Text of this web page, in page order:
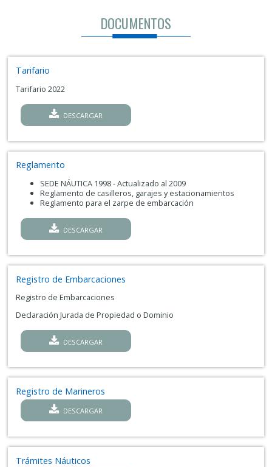
DOCUMENTOS
Tarifario
Tarifario 2022
DESCARGAR
Reglamento
SEDE NÁUTICA 1998 - Actualizado al 2009
Reglamento de casilleros, garajes y estacionamientos
Reglamento para el zarpe de embarcación
DESCARGAR
Registro de Embarcaciones
Registro de Embarcaciones
Declaración Jurada de Propiedad o Dominio
DESCARGAR
Registro de Marineros
DESCARGAR
Trámites Náuticos